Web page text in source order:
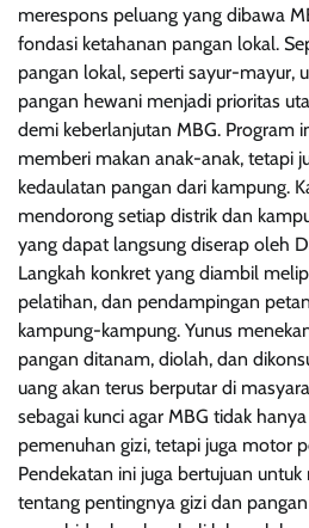
merespons peluang yang dibawa
fondasi ketahanan pangan lokal.
pangan lokal, seperti sayur-mayur,
pangan hewani menjadi prioritas
demi keberlanjutan MBG. Program
memberi makan anak-anak, tetapi
kedaulatan pangan dari kampung.
mendorong setiap distrik dan
yang dapat langsung diserap oleh
Langkah konkret yang diambil
pelatihan, dan pendampingan
kampung-kampung. Yunus
pangan ditanam, diolah, dan
uang akan terus berputar di
sebagai kunci agar MBG tidak
pemenuhan gizi, tetapi juga motor
Pendekatan ini juga bertujuan
tentang pentingnya gizi dan